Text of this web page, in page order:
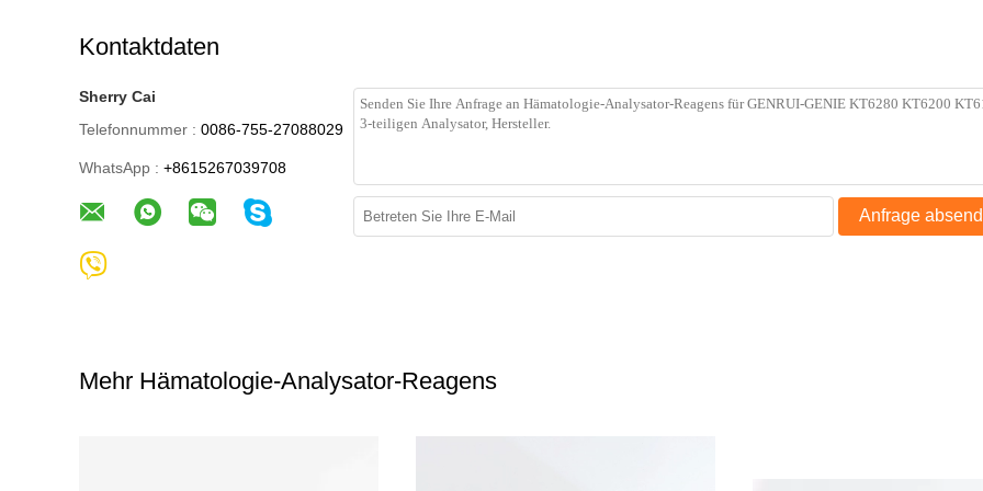
Kontaktdaten
Sherry Cai
Telefonnummer : 0086-755-27088029
WhatsApp : +8615267039708
Anfrage
Mehr Hämatologie-Analysator-Reagens